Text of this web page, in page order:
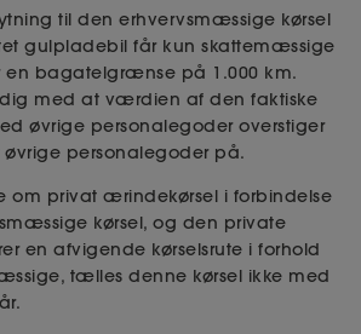
til den erhvervsmæssige kørsel
gulpladebil får kun skattemæssige
en bagatelgrænse på 1.000 km.
med at værdien af den faktiske
øvrige personalegoder overstiger
personalegoder på.
om privat ærindekørsel i forbindelse
kørsel, og den private
en afvigende kørselsrute i forhold
tælles denne kørsel ikke med